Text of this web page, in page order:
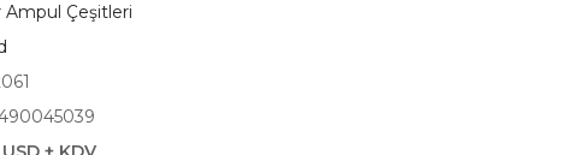
Ampul Çeşitleri